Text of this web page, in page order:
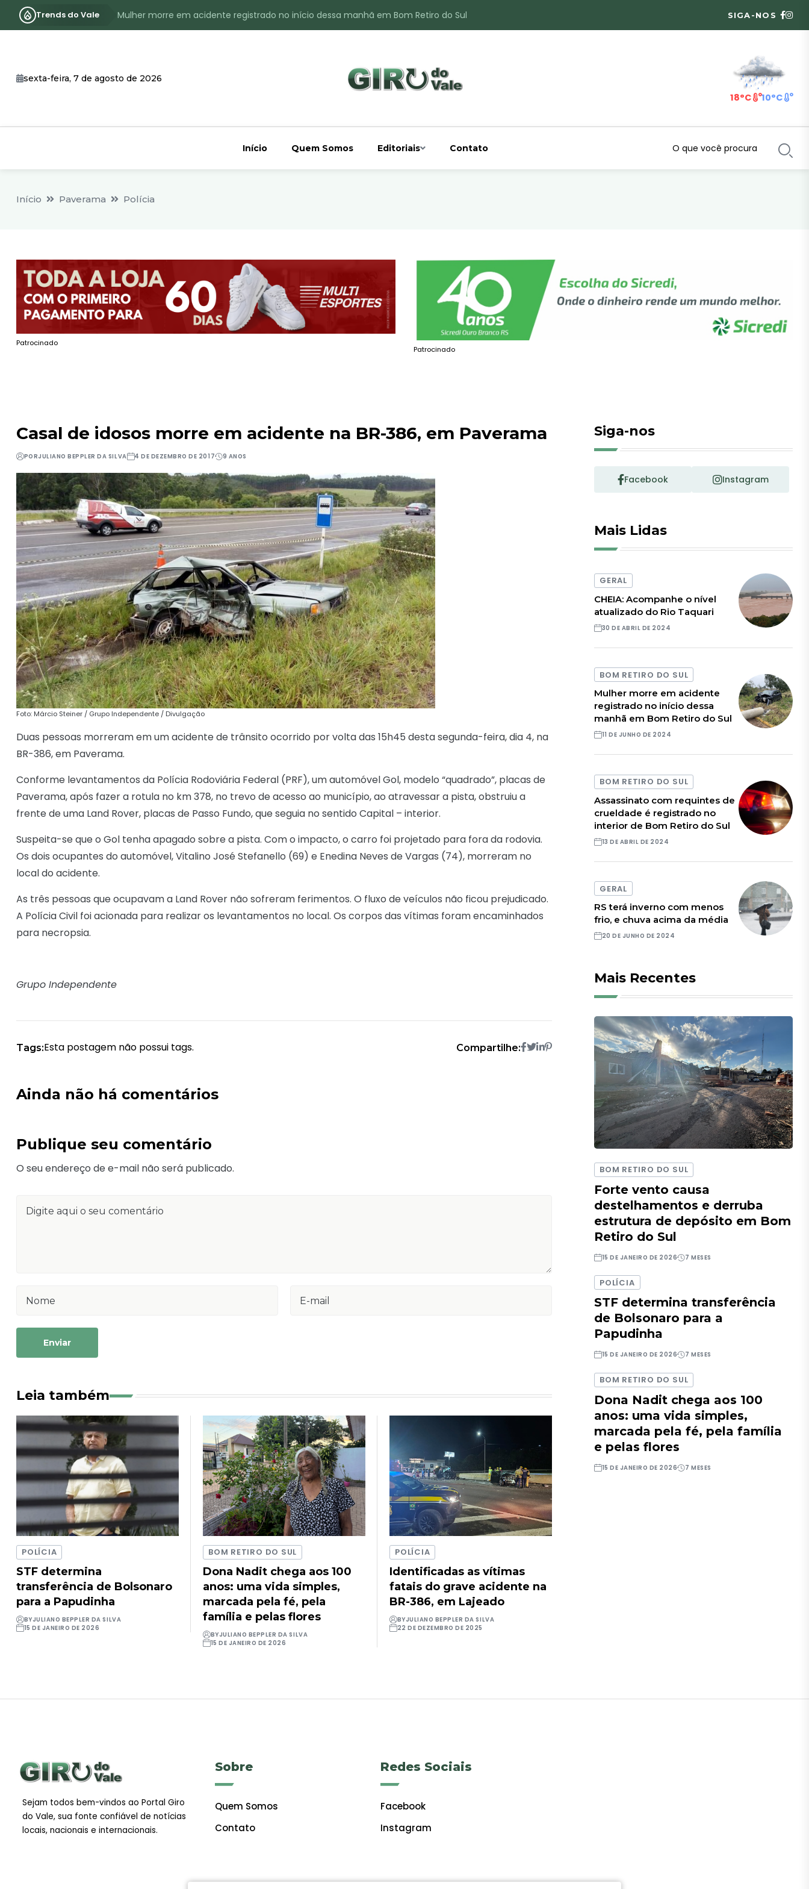
Trends do Vale
Mulher morre em acidente registrado no início dessa manhã em Bom Retiro do Sul
Identificado o jovem assassinado no interior de Bom Retiro do Sul
SIGA-NOS
sexta-feira, 7 de agosto de 2026
18°C 10°C
Início Quem Somos Editoriais Contato
Início Paverama Polícia
Patrocinado
Patrocinado
Casal de idosos morre em acidente na BR-386, em Paverama
PORJULIANO BEPPLER DA SILVA 4 DE DEZEMBRO DE 2017 9 ANOS
Foto: Márcio Steiner / Grupo Independente / Divulgação
Duas pessoas morreram em um acidente de trânsito ocorrido por volta das 15h45 desta segunda-feira, dia 4, na
BR-386, em Paverama.
Conforme levantamentos da Polícia Rodoviária Federal (PRF), um automóvel Gol, modelo “quadrado”, placas de
Paverama, após fazer a rotula no km 378, no trevo de acesso ao município, ao atravessar a pista, obstruiu a
frente de uma Land Rover, placas de Passo Fundo, que seguia no sentido Capital – interior.
Suspeita-se que o Gol tenha apagado sobre a pista. Com o impacto, o carro foi projetado para fora da rodovia.
Os dois ocupantes do automóvel, Vitalino José Stefanello (69) e Enedina Neves de Vargas (74), morreram no
local do acidente.
As três pessoas que ocupavam a Land Rover não sofreram ferimentos. O fluxo de veículos não ficou prejudicado.
A Polícia Civil foi acionada para realizar os levantamentos no local. Os corpos das vítimas foram encaminhados
para necropsia.
Grupo Independente
Tags:Esta postagem não possui tags. Compartilhe:
Ainda não há comentários
Publique seu comentário
O seu endereço de e-mail não será publicado.
Enviar
Leia também
POLÍCIA
STF determina
transferência de Bolsonaro
para a Papudinha
BYJULIANO BEPPLER DA SILVA
15 DE JANEIRO DE 2026
BOM RETIRO DO SUL
Dona Nadit chega aos 100
anos: uma vida simples,
marcada pela fé, pela
família e pelas flores
BYJULIANO BEPPLER DA SILVA
15 DE JANEIRO DE 2026
POLÍCIA
Identificadas as vítimas
fatais do grave acidente na
BR-386, em Lajeado
BYJULIANO BEPPLER DA SILVA
22 DE DEZEMBRO DE 2025
Siga-nos
Facebook Instagram
Mais Lidas
GERAL
CHEIA: Acompanhe o nível
atualizado do Rio Taquari
30 DE ABRIL DE 2024
BOM RETIRO DO SUL
Mulher morre em acidente
registrado no início dessa
manhã em Bom Retiro do Sul
11 DE JUNHO DE 2024
BOM RETIRO DO SUL
Assassinato com requintes de
crueldade é registrado no
interior de Bom Retiro do Sul
13 DE ABRIL DE 2024
GERAL
RS terá inverno com menos
frio, e chuva acima da média
20 DE JUNHO DE 2024
Mais Recentes
BOM RETIRO DO SUL
Forte vento causa
destelhamentos e derruba
estrutura de depósito em Bom
Retiro do Sul
15 DE JANEIRO DE 2026 7 MESES
POLÍCIA
STF determina transferência
de Bolsonaro para a
Papudinha
15 DE JANEIRO DE 2026 7 MESES
BOM RETIRO DO SUL
Dona Nadit chega aos 100
anos: uma vida simples,
marcada pela fé, pela família
e pelas flores
15 DE JANEIRO DE 2026 7 MESES
Sejam todos bem-vindos ao Portal Giro
do Vale, sua fonte confiável de notícias
locais, nacionais e internacionais.
Sobre
Quem Somos
Contato
Redes Sociais
Facebook
Instagram